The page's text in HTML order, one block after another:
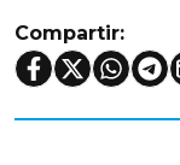
Compartir: